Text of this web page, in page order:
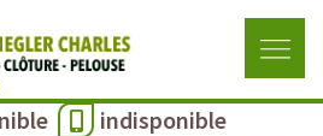
indisponible